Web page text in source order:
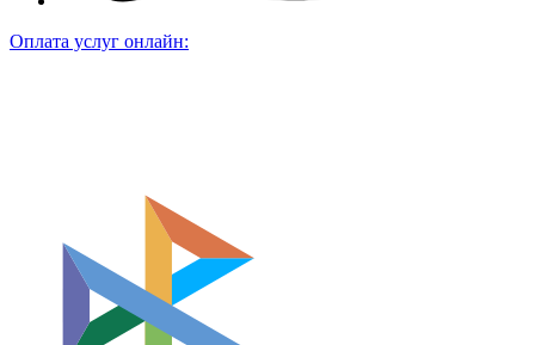
Оплата услуг онлайн: